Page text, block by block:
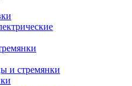
и стремянки